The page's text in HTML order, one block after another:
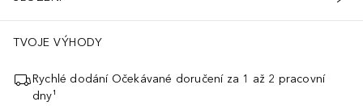
TVOJE VÝHODY
Rychlé dodání Očekávané doručení za 1 až 2 pracovní
dny¹